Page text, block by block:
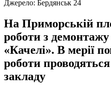
Джерело: Бердянськ 24
На Приморській
роботи з
«Качелі». В мерії
роботи
закладу